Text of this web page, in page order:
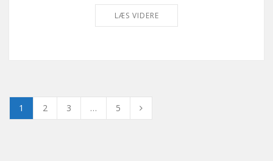
LÆS VIDERE
1 2 3 … 5